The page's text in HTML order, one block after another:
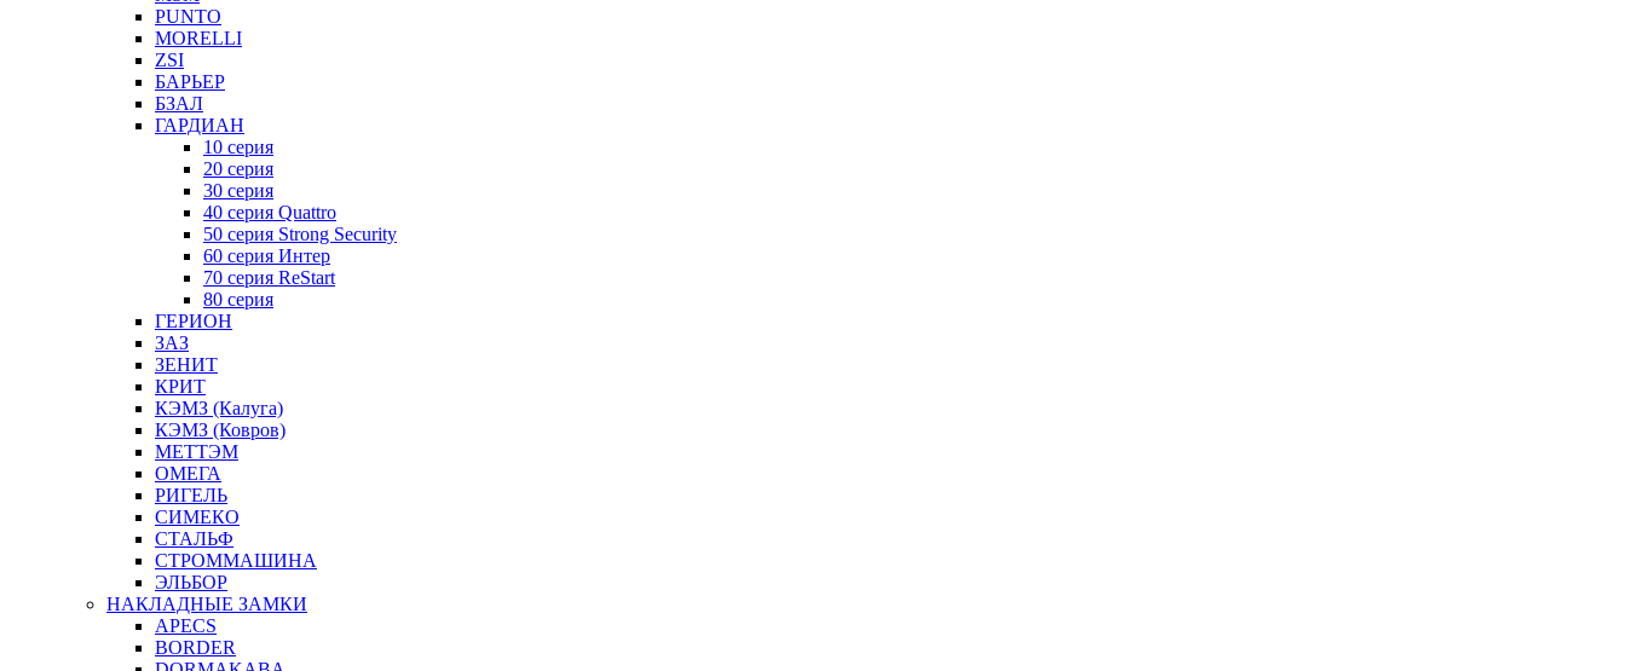
PUNTO
MORELLI
ZSI
БАРЬЕР
БЗАЛ
ГАРДИАН
10 серия
20 серия
30 серия
40 серия Quattro
50 серия Strong Security
60 серия Интер
70 серия ReStart
80 серия
ГЕРИОН
ЗАЗ
ЗЕНИТ
КРИТ
КЭМЗ (Калуга)
КЭМЗ (Ковров)
МЕТТЭМ
ОМЕГА
РИГЕЛЬ
СИМЕКО
СТАЛЬФ
СТРОММАШИНА
ЭЛЬБОР
НАКЛАДНЫЕ ЗАМКИ
APECS
BORDER